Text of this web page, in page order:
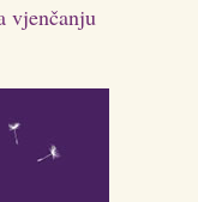
vjenčanju